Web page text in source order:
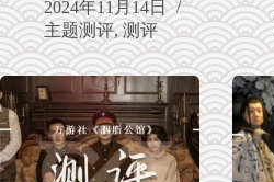
2024年11月14日
主题测评,测评